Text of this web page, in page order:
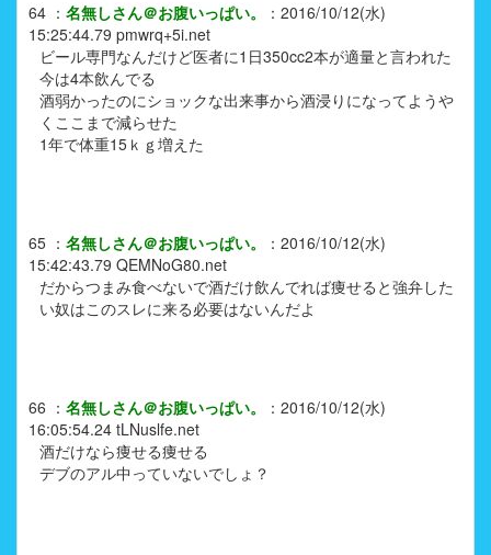
64 ： 名無しさん＠お腹いっぱい。 ： 2016/10/12(水)
15:25:44.79 pmwrq+5i.net
ビール専門なんだけど医者に1日350cc2本が適量と言われた
今は4本飲んでる
酒弱かったのにショックな出来事から酒浸りになってようや
くここまで減らせた
1年で体重15ｋｇ増えた
65 ： 名無しさん＠お腹いっぱい。 ： 2016/10/12(水)
15:42:43.79 QEMNoG80.net
だからつまみ食べないで酒だけ飲んでれば痩せると強弁した
い奴はこのスレに来る必要はないんだよ
66 ： 名無しさん＠お腹いっぱい。 ： 2016/10/12(水)
16:05:54.24 tLNuslfe.net
酒だけなら痩せる痩せる
デブのアル中っていないでしょ？